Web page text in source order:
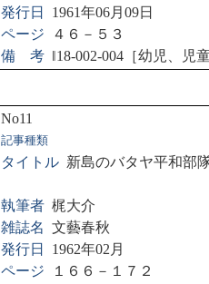
発行日
1961年06月 09日
ページ
４６－５３
備 考
18-002-004［幼児、児
No11
記事種類
タイトル 新島のバタヤ平和部
執筆者 梶大介
雑誌名 文藝春秋
発行日
1962年02 月
ページ
１６６－１７２